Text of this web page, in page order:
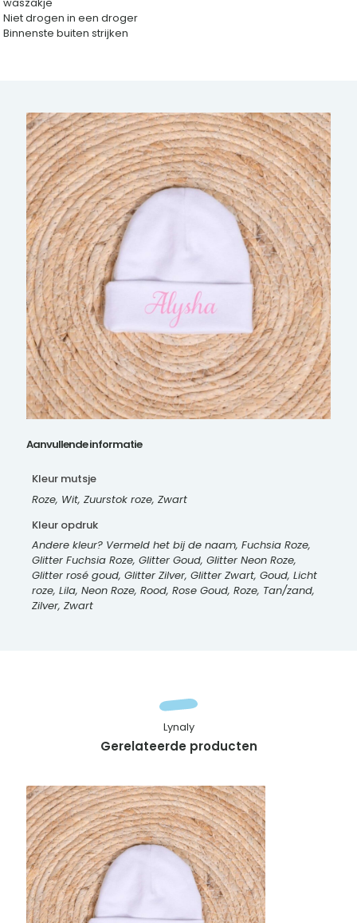
Niet drogen in een droger
Binnenste buiten strijken
Aanvullende informatie
Kleur mutsje
Roze, Wit, Zuurstok roze, Zwart
Kleur opdruk
Andere kleur? Vermeld het bij de naam, Fuchsia Roze,
Glitter Fuchsia Roze, Glitter Goud, Glitter Neon Roze,
Glitter rosé goud, Glitter Zilver, Glitter Zwart, Goud, Licht
roze, Lila, Neon Roze, Rood, Rose Goud, Roze, Tan/zand,
Zilver, Zwart
Gerelateerde producten
Lynaly